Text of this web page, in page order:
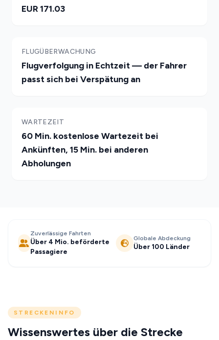
EUR 171.03
FLUGÜBERWACHUNG
Flugverfolgung in Echtzeit — der Fahrer
passt sich bei Verspätung an
WARTEZEIT
60 Min. kostenlose Wartezeit bei
Ankünften, 15 Min. bei anderen
Abholungen
Zuverlässige Fahrten
Über 4 Mio. beförderte
Passagiere
Globale Abdeckung
Über 100 Länder
STRECKENINFO
Wissenswertes über die Strecke